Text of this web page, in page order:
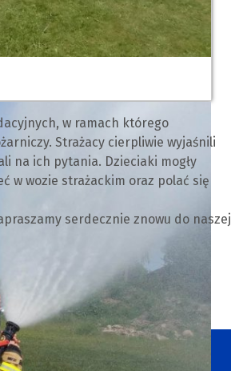
w ramach którego
Strażacy cierpliwie wyjaśnili
na ich pytania. Dzieciaki mogły
w wozie strażackim oraz polać się
serdecznie znowu do naszej